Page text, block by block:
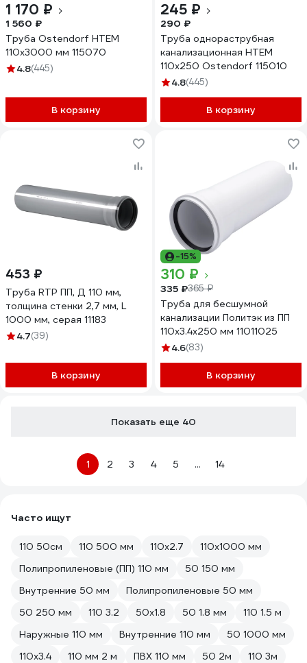
1 170 ₽
1 560 ₽
Труба Ostendorf HTEM
110х3000 мм 115070
4.8(445)
В корзину
245 ₽
290 ₽
Труба однораструбная
канализационная HTEM
110х250 Ostendorf 115010
4.8(445)
В корзину
453 ₽
Труба RTP ПП, Д 110 мм,
толщина стенки 2,7 мм, L
1000 мм, серая 11183
4.7(39)
В корзину
-15%
310 ₽
335 ₽365 ₽
Труба для бесшумной
канализации Политэк из ПП
110х3.4х250 мм 11011025
4.6(83)
В корзину
Показать еще 40
1 2 3 4 5 ... 14
Часто ищут
110 50см 110 500 мм 110х2.7
110х1000 мм
Полипропиленовые (ПП) 110 мм
50 150 мм
Внутренние 50 мм
Полипропиленовые 50 мм
50 250 мм
110 3.2 50x1.8 50 1.8 мм
110 1.5 м
Наружные 110 мм
Внутренние 110 мм
50 1000 мм
110х3.4
110 мм 2 м ПВХ 110 мм 50 2м
110 3м